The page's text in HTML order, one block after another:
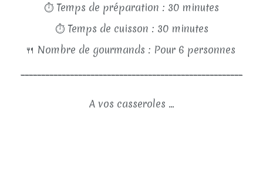
⏱ Temps de préparation : 30 minutes
⏱ Temps de cuisson : 30 minutes
🍴 Nombre de gourmands : Pour 6 personnes
A vos casseroles ...